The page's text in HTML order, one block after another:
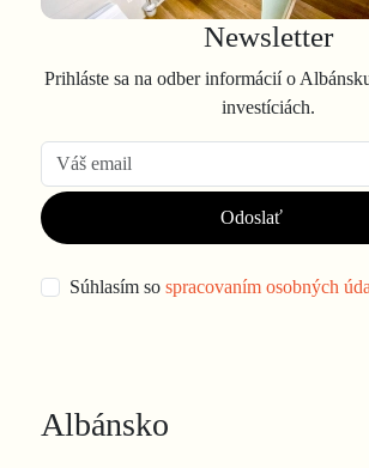
Newsletter
Prihláste sa na odber informácií o
investíciách.
Odoslať
Súhlasím sospracovaním osobných
Albánsko